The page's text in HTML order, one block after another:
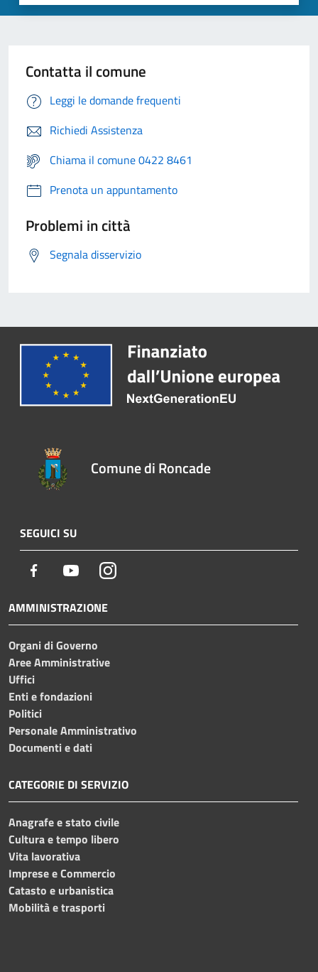
Contatta il comune
Leggi le domande frequenti
Richiedi Assistenza
Chiama il comune 0422 8461
Prenota un appuntamento
Problemi in città
Segnala disservizio
Comune di Roncade
SEGUICI SU
Facebook YoutubeInstagram
AMMINISTRAZIONE
Organi di Governo
Aree Amministrative
Uffici
Enti e fondazioni
Politici
Personale Amministrativo
Documenti e dati
CATEGORIE DI SERVIZIO
Anagrafe e stato civile
Cultura e tempo libero
Vita lavorativa
Imprese e Commercio
Catasto e urbanistica
Mobilità e trasporti